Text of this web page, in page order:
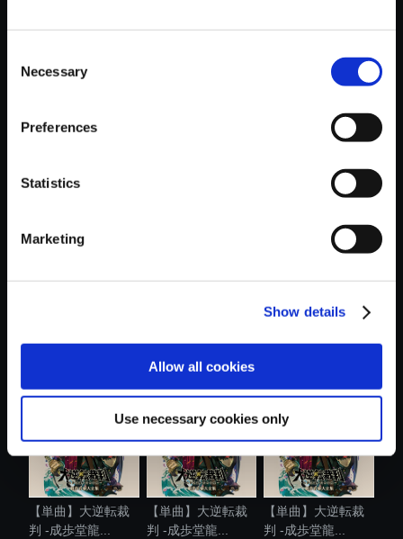
Selection
Necessary
Preferences
Statistics
Marketing
Show details
Allow all cookies
Use necessary cookies only
おすすめ商品
【単曲】大逆転裁
判 -成歩堂龍...
【単曲】大逆転裁
判 -成歩堂龍...
【単曲】大逆転裁
判 -成歩堂龍...